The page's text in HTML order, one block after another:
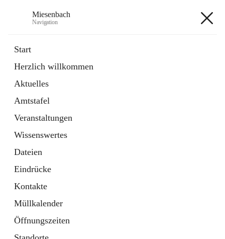
Miesenbach
Navigation
Start
Herzlich willkommen
Aktuelles
Amtstafel
Veranstaltungen
Wissenswertes
Dateien
Eindrücke
Kontakte
Müllkalender
Öffnungszeiten
Externe Webseite
in
Tab
Region Schneebergland
Externe Webseite
öffnet
in
neuem
Tab